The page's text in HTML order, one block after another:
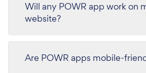
Will any POWR app work on
website?
Are POWR apps mobile-